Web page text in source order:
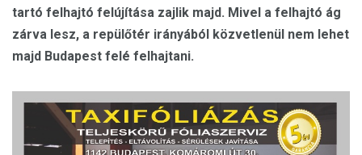
tartó felhajtó felújítása zajlik majd. Mivel a felhajtó ág
zárva lesz, a repülőtér irányából közvetlenül nem lehet
majd Budapest felé felhajtani.